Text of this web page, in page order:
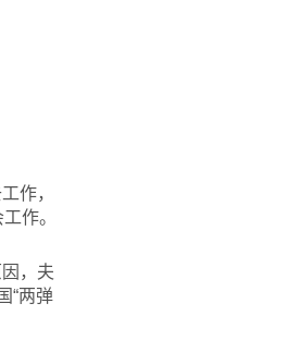
作，
作。
，夫
“两弹